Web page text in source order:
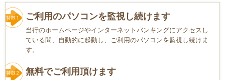
ご利用のパソコンを監視し続けます
当行のホームページやインターネットバンキングにアクセスし
ている間、自動的に起動し、ご利用のパソコンを監視し続けま
す。
無料でご利用頂けます